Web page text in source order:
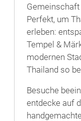
Perfekt, um
erleben:
Tempel &
modernen
Thailand so
Besuche
entdecke auf